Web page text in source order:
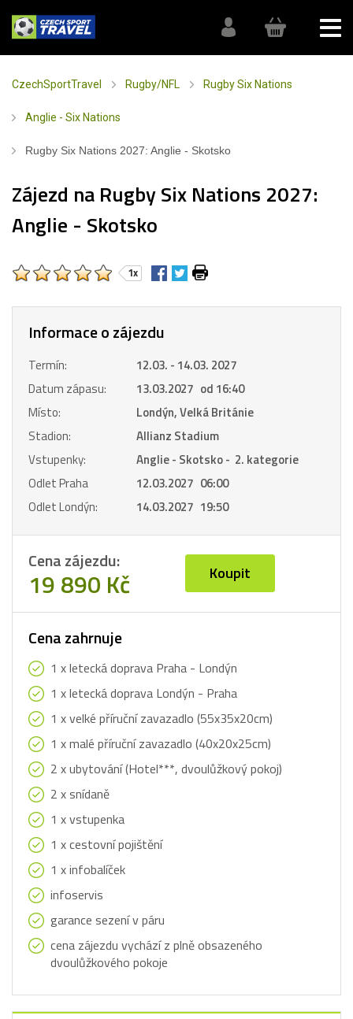
CzechSportTravel Rugby/NFL Rugby Six Nations
Anglie - Six Nations
Rugby Six Nations 2027: Anglie - Skotsko
Zájezd na Rugby Six Nations 2027:
Anglie - Skotsko
1x
Informace o zájezdu
Termín:
12.03. - 14.03. 2027
Datum zápasu:
13.03.2027 od 16:40
Místo:
Londýn, Velká Británie
Stadion:
Allianz Stadium
Vstupenky:
Anglie - Skotsko - 2. kategorie
Odlet Praha
12.03.2027 06:00
Odlet Londýn:
14.03.2027 19:50
Cena zájezdu:
19 890 Kč Koupit
Cena zahrnuje
1 x letecká doprava Praha - Londýn
1 x letecká doprava Londýn - Praha
1 x velké příruční zavazadlo (55x35x20cm)
1 x malé příruční zavazadlo (40x20x25cm)
2 x ubytování (Hotel***, dvoulůžkový pokoj)
2 x snídaně
1 x vstupenka
1 x cestovní pojištění
1 x infobalíček
infoservis
garance sezení v páru
cena zájezdu vychází z plně obsazeného
dvoulůžkového pokoje